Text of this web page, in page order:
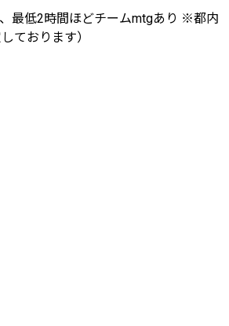
最低2時間ほどチームmtgあり ※都内
ております）